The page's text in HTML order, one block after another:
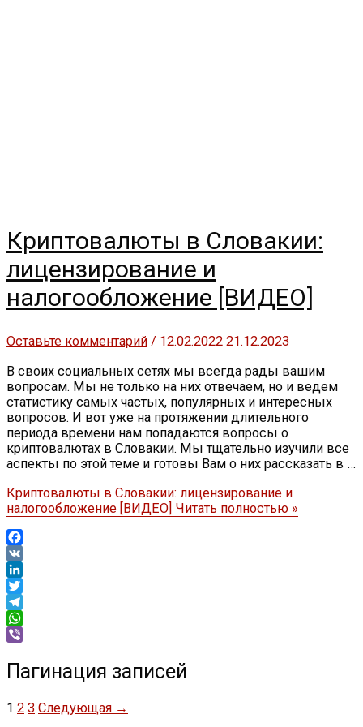
Криптовалюты в Словакии:
лицензирование и
налогообложение [ВИДЕО]
Оставьте комментарий / 12.02.2022 21.12.2023
В своих социальных сетях мы всегда рады вашим
вопросам. Мы не только на них отвечаем, но и ведем
статистику самых частых, популярных и интересных
вопросов. И вот уже на протяжении длительного
периода времени нам попадаются вопросы о
криптовалютах в Словакии. Мы тщательно изучили все
аспекты по этой теме и готовы Вам о них рассказать в …
Криптовалюты в Словакии: лицензирование и
налогообложение [ВИДЕО] Читать полностью »
Facebook
VK
LinkedIn
Twitter
Telegram
WhatsApp
Пагинация записей
1 2 3 Следующая →